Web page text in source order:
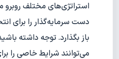
استراتژی‌های مختلف روبرو
دست سرمایه‌‌گذار را برای
باز بگذارد. توجه داشته
می‌توانند شرایط خاصی را